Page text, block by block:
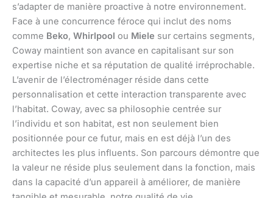
s’adapter de manière proactive à notre environnement.
Face à une concurrence féroce qui inclut des noms
comme Beko, Whirlpool ou Miele sur certains segments,
Coway maintient son avance en capitalisant sur son
expertise niche et sa réputation de qualité irréprochable.
L’avenir de l’électroménager réside dans cette
personnalisation et cette interaction transparente avec
l’habitat. Coway, avec sa philosophie centrée sur
l’individu et son habitat, est non seulement bien
positionnée pour ce futur, mais en est déjà l’un des
architectes les plus influents. Son parcours démontre que
la valeur ne réside plus seulement dans la fonction, mais
dans la capacité d’un appareil à améliorer, de manière